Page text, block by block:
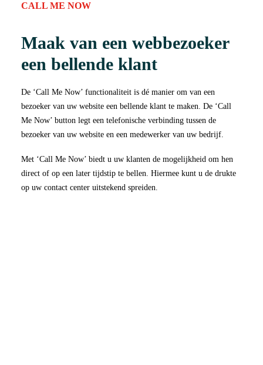
CALL ME NOW
Maak van een webbezoeker
een bellende klant
De ‘Call Me Now’ functionaliteit is dé manier om van een
bezoeker van uw website een bellende klant te maken. De ‘Call
Me Now’ button legt een telefonische verbinding tussen de
bezoeker van uw website en een medewerker van uw bedrijf.
Met ‘Call Me Now’ biedt u uw klanten de mogelijkheid om hen
direct of op een later tijdstip te bellen. Hiermee kunt u de drukte
op uw contact center uitstekend spreiden.